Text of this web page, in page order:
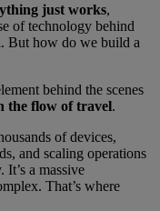
just works,
of technology behind
But how do we build a
behind the scenes
the flow of travel.
of devices,
and scaling operations
a massive
That’s where